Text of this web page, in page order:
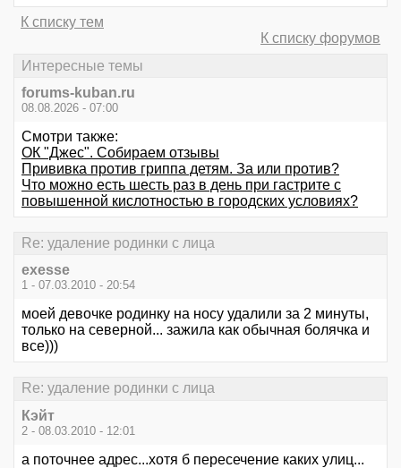
К списку тем
К списку форумов
Интересные темы
forums-kuban.ru
08.08.2026 - 07:00
Смотри также:
ОК "Джес". Собираем отзывы
Прививка против гриппа детям. За или против?
Что можно есть шесть раз в день при гастрите с
повышенной кислотностью в городских условиях?
Re: удаление родинки с лица
exesse
1 - 07.03.2010 - 20:54
моей девочке родинку на носу удалили за 2 минуты,
только на северной... зажила как обычная болячка и
все)))
Re: удаление родинки с лица
Кэйт
2 - 08.03.2010 - 12:01
а поточнее адрес...хотя б пересечение каких улиц...